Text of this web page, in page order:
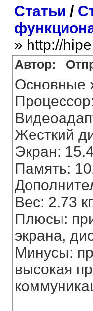
Статьи /
» http://
Автор:
Основные
Жесткий
Экран:
Память:
Вес: 2.73
Плюсы:
экрана,
Минусы:
высокая